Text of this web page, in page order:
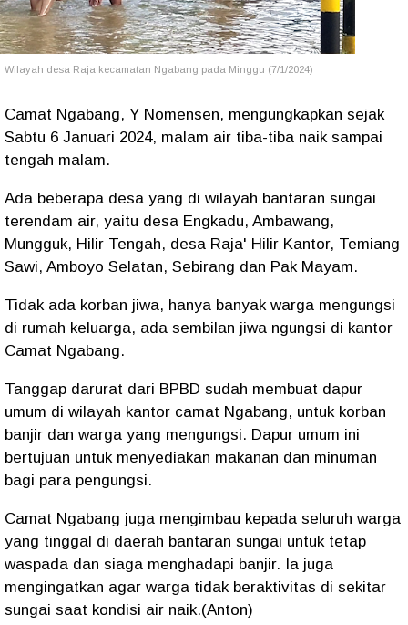
Wilayah desa Raja kecamatan Ngabang pada Minggu (7/1/2024)
Camat Ngabang, Y Nomensen, mengungkapkan sejak
Sabtu 6 Januari 2024, malam air tiba-tiba naik sampai
tengah malam.
Ada beberapa desa yang di wilayah bantaran sungai
terendam air, yaitu desa Engkadu, Ambawang,
Mungguk, Hilir Tengah, desa Raja' Hilir Kantor, Temiang
Sawi, Amboyo Selatan, Sebirang dan Pak Mayam.
Tidak ada korban jiwa, hanya banyak warga mengungsi
di rumah keluarga, ada sembilan jiwa ngungsi di kantor
Camat Ngabang.
Tanggap darurat dari BPBD sudah membuat dapur
umum di wilayah kantor camat Ngabang, untuk korban
banjir dan warga yang mengungsi. Dapur umum ini
bertujuan untuk menyediakan makanan dan minuman
bagi para pengungsi.
Camat Ngabang juga mengimbau kepada seluruh warga
yang tinggal di daerah bantaran sungai untuk tetap
waspada dan siaga menghadapi banjir. Ia juga
mengingatkan agar warga tidak beraktivitas di sekitar
sungai saat kondisi air naik.(Anton)